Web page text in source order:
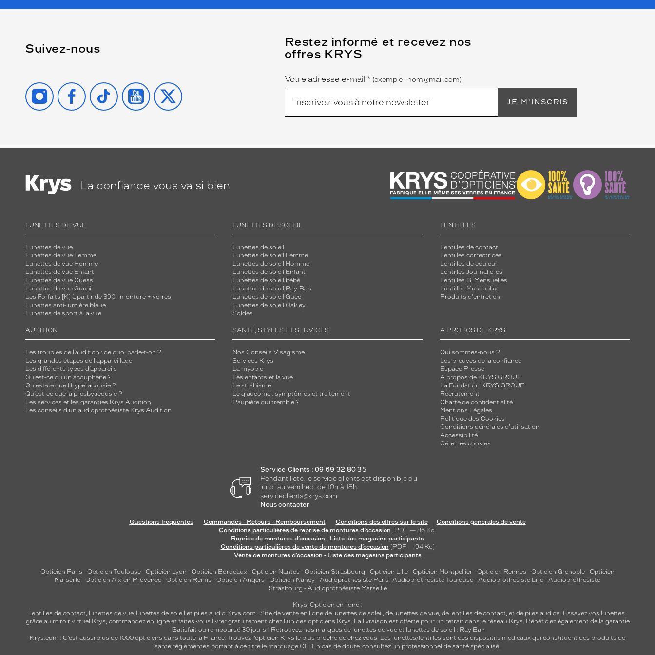
Suivez-nous
INSTAGRAMFACEBOOK
TIKTOK YOUTUBE
X
Restez informé et recevez nos
offres KRYS
Name
Votre adresse e-mail *
(Ce
champ
est
obligatoire)
(exemple : nom@mail.com)
JE M'INSCRIS
La confiance vous va si bien
LUNETTES DE VUE
Lunettes de vue
Lunettes de vue Femme
Lunettes de vue Homme
Lunettes de vue Enfant
Lunettes de vue Guess
Lunettes de vue Gucci
Les Forfaits [K] à partir de 39€ - monture + verres
Lunettes anti-lumière bleue
Lunettes de sport à la vue
LUNETTES DE SOLEIL
Lunettes de soleil
Lunettes de soleil Femme
Lunettes de soleil Homme
Lunettes de soleil Enfant
Lunettes de soleil bébé
Lunettes de soleil Ray-Ban
Lunettes de soleil Gucci
Lunettes de soleil Oakley
Soldes
LENTILLES
Lentilles de contact
Lentilles correctrices
Lentilles de couleur
Lentilles Journalières
Lentilles Bi Mensuelles
Lentilles Mensuelles
Produits d'entretien
AUDITION
Les troubles de l’audition : de quoi parle-t-on ?
Les grandes étapes de l'appareillage
Les différents types d’appareils
Qu’est-ce qu'un acouphène ?
Qu'est-ce que l'hyperacousie ?
Qu’est-ce que la presbyacousie ?
Les services et les garanties Krys Audition
Les conseils d'un audioprothésiste Krys Audition
SANTÉ, STYLES ET SERVICES
Nos Conseils Visagisme
Services Krys
La myopie
Les enfants et la vue
Le strabisme
Le glaucome : symptômes et traitement
Paupière qui tremble ?
A PROPOS DE KRYS
Qui sommes-nous ?
Les preuves de la confiance
Espace Presse
A propos de KRYS GROUP
La Fondation KRYS GROUP
Recrutement
Charte de confidentialité
Mentions Légales
Politique des Cookies
Conditions générales d'utilisation
Accessibilité
Gérer les cookies
Service Clients : 09 69 32 80 35
Pendant l'été, le service clients est disponible du
lundi au vendredi de 10h à 18h.
serviceclients@krys.com
Nous contacter
Questions fréquentes Commandes - Retours - Remboursement Conditions des offres sur le site
Conditions générales de vente
Conditions particulières de reprise de montures d’occasion [PDF — 86 Ko]
Reprise de montures d’occasion - Liste des magasins participants
Conditions particulières de vente de montures d’occasion [PDF — 94 Ko]
Vente de montures d’occasion - Liste des magasins participants
Opticien Paris - Opticien Toulouse - Opticien Lyon - Opticien Bordeaux - Opticien Nantes - Opticien Strasbourg - Opticien Lille - Opticien Montpellier - Opticien Rennes - Opticien Grenoble - Opticien
Marseille - Opticien Aix-en-Provence - Opticien Reims - Opticien Angers - Opticien Nancy - Audioprothésiste Paris -Audioprothésiste Toulouse - Audioprothésiste Lille - Audioprothésiste
Strasbourg - Audioprothésiste Marseille
Krys, Opticien en ligne :
lentilles de contact, lunettes de vue, lunettes de soleil et piles audio Krys.com : Site de vente en ligne de lunettes de soleil, de lunettes de vue, de lentilles de contact, et de piles audios. Essayez vos lunettes
grâce au miroir virtuel Krys, commandez en ligne et faites vous livrer gratuitement chez l'un des opticiens Krys. La livraison est offerte pour un retrait dans le réseau Krys. Bénéficiez également de la garantie
"Satisfait ou remboursé 30 jours". Retrouvez nos marques de lunettes de vue et lunettes de soleil : Ray Ban
Krys.com : C’est aussi plus de 1000 opticiens dans toute la France. Trouvez l’opticien Krys le plus proche de chez vous. Les lunettes/lentilles sont des dispositifs médicaux qui constituent des produits de
santé réglementés portant à ce titre le marquage CE. En cas de doute, consultez un professionnel de santé spécialisé.